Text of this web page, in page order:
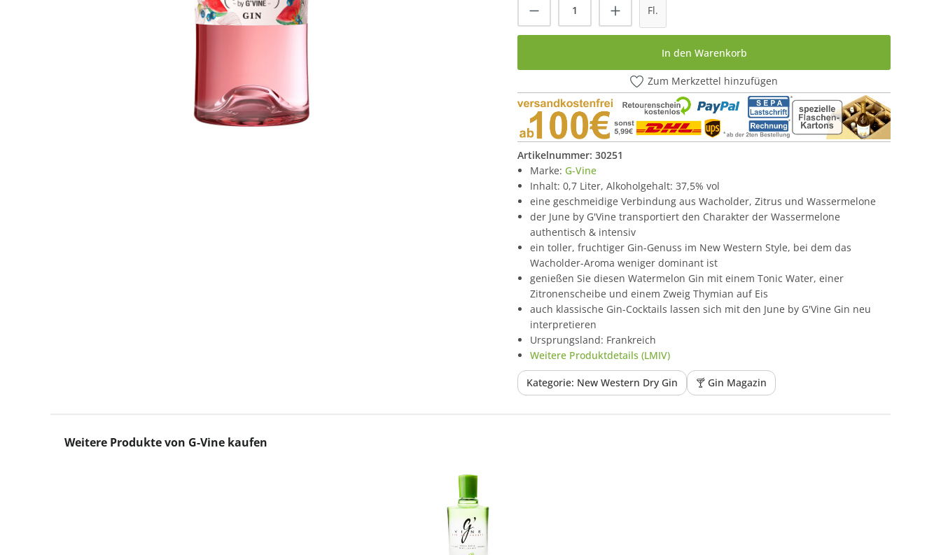
Produkt Anzahl: Gib den gewünschten Wert ein
Fl.
In den Warenkorb
Zum Merkzettel hinzufügen
Artikelnummer: 30251
Marke: G-Vine
Inhalt: 0,7 Liter, Alkoholgehalt: 37,5% vol
eine geschmeidige Verbindung aus Wacholder, Zitrus und Wassermelone
der June by G'Vine transportiert den Charakter der Wassermelone
authentisch & intensiv
ein toller, fruchtiger Gin-Genuss im New Western Style, bei dem das
Wacholder-Aroma weniger dominant ist
genießen Sie diesen Watermelon Gin mit einem Tonic Water, einer
Zitronenscheibe und einem Zweig Thymian auf Eis
auch klassische Gin-Cocktails lassen sich mit den June by G'Vine Gin neu
interpretieren
Ursprungsland: Frankreich
Weitere Produktdetails (LMIV)
Kategorie: New Western Dry Gin 🍸 Gin Magazin
Produktgalerie überspringen
Weitere Produkte von G-Vine kaufen